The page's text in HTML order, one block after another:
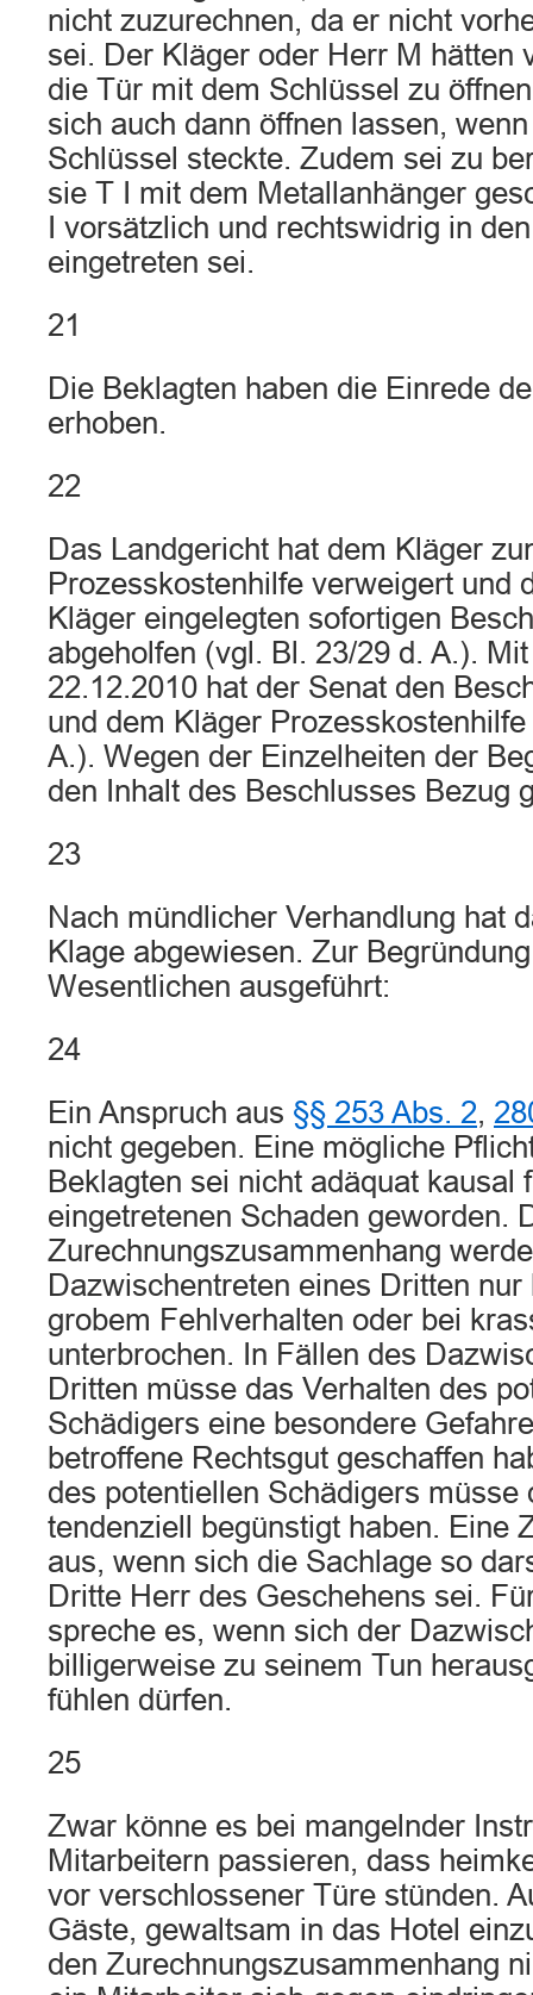
nicht zuzurechnen, da er nicht
sei. Der Kläger oder Herr M hätten
die Tür mit dem Schlüssel zu
sich auch dann öffnen lassen,
Schlüssel steckte. Zudem sei zu
sie T I mit dem Metallanhänger
I vorsätzlich und rechtswidrig in
eingetreten sei.
21
Die Beklagten haben die Einrede
erhoben.
22
Das Landgericht hat dem Kläger
Prozesskostenhilfe verweigert und
Kläger eingelegten sofortigen
abgeholfen (vgl. Bl. 23/29 d. A.).
22.12.2010 hat der Senat den
und dem Kläger
A.). Wegen der Einzelheiten der
den Inhalt des Beschlusses Bezug
23
Nach mündlicher Verhandlung hat
Klage abgewiesen. Zur
Wesentlichen ausgeführt:
24
Ein Anspruch aus §§ 253 Abs. 2,
nicht gegeben. Eine mögliche
Beklagten sei nicht adäquat kausal
eingetretenen Schaden geworden.
Zurechnungszusammenhang
Dazwischentreten eines Dritten
grobem Fehlverhalten oder bei
unterbrochen. In Fällen des
Dritten müsse das Verhalten des
Schädigers eine besondere
betroffene Rechtsgut geschaffen
des potentiellen Schädigers müsse
tendenziell begünstigt haben. Eine
aus, wenn sich die Sachlage so
Dritte Herr des Geschehens sei.
spreche es, wenn sich der
billigerweise zu seinem Tun
fühlen dürfen.
25
Zwar könne es bei mangelnder
Mitarbeitern passieren, dass
vor verschlossener Türe stünden.
Gäste, gewaltsam in das Hotel
den Zurechnungszusammenhang